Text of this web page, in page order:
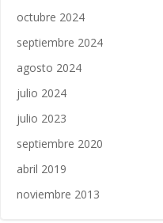
octubre 2024
septiembre 2024
agosto 2024
julio 2024
julio 2023
septiembre 2020
abril 2019
noviembre 2013